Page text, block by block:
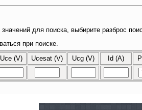
для поиска, выбирите разброс
при поиске.
Uce (V) Ucesat (V) Ucg (V) Id (A)